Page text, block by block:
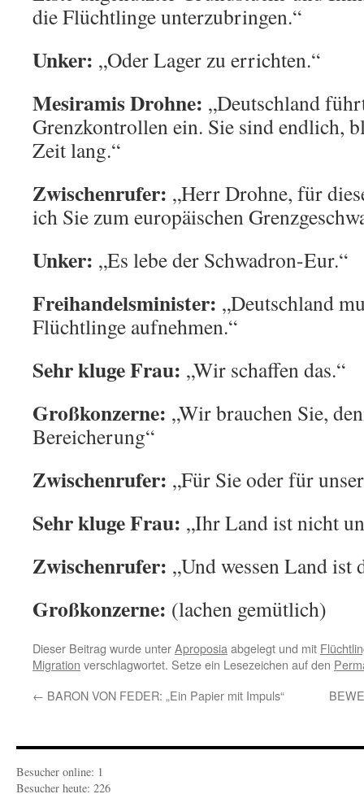
die Flüchtlinge unterzubringen.“
Unker: „Oder Lager zu errichten.“
Mesiramis Drohne: „Deutschland
Grenzkontrollen ein. Sie sind endlich,
Zeit lang.“
Zwischenrufer: „Herr Drohne, für
ich Sie zum europäischen
Unker: „Es lebe der Schwadron-Eur.“
Freihandelsminister: „Deutschland
Flüchtlinge aufnehmen.“
Sehr kluge Frau: „Wir schaffen das.“
Großkonzerne: „Wir brauchen Sie,
Bereicherung“
Zwischenrufer: „Für Sie oder für
Sehr kluge Frau: „Ihr Land ist nicht
Zwischenrufer: „Und wessen Land ist
Großkonzerne: (lachen gemütlich)
Dieser Beitrag wurde unterAproposia abgelegt und mit
Migration verschlagwortet. Setze ein Lesezeichen auf den
← BARON VON FEDER: „Ein Papier mit Impuls“
Besucher online: 1
Besucher heute: 226